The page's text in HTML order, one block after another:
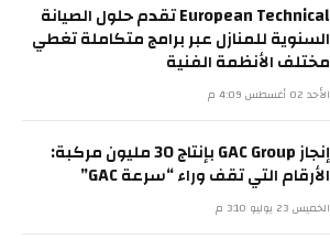
European Technical تقدم حلول الصيانة
السنوية للمنازل عبر برامج متكاملة تغطي
مختلف الأنظمة الفنية
الأحد 02 أغسطس 4:09 م
إنجاز GAC Group بإنتاج 30 مليون مركبة:
الأرقام التي تقف وراء “سرعة GAC”
الخميس 23 يوليو 3:10 م